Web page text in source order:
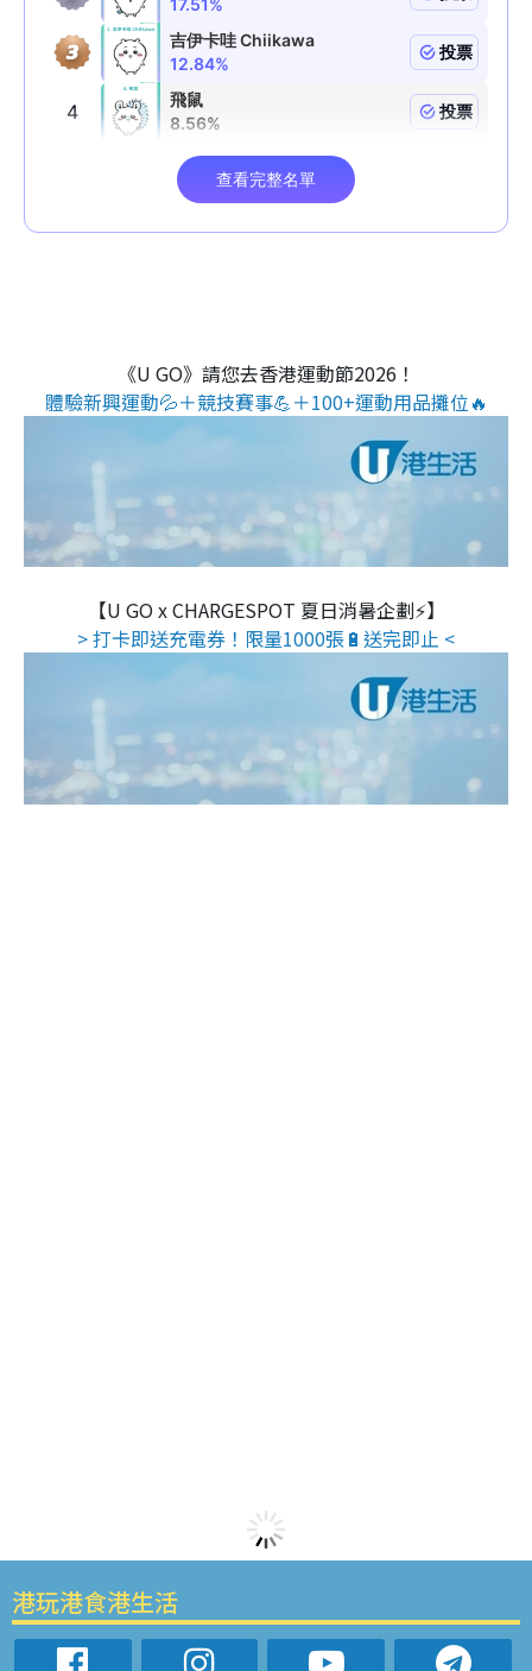
《U GO》請您去香港運動節2026！
體驗新興運動💦＋競技賽事💪＋100+運動用品攤位🔥
【U GO x CHARGESPOT 夏日消暑企劃⚡】
> 打卡即送充電券！限量1000張🔋送完即止 <
港玩港食港生活